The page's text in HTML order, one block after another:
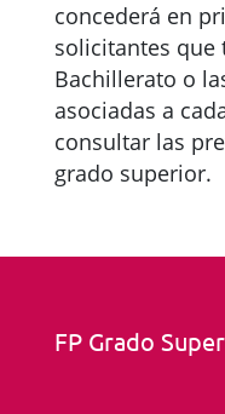
concederá en
solicitantes que
Bachillerato o
asociadas a
consultar las
grado superior.
FP Grado